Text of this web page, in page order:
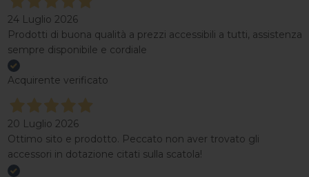
24 Luglio 2026
Prodotti di buona qualità a prezzi accessibili a tutti, assistenza
sempre disponibile e cordiale
Acquirente verificato
20 Luglio 2026
Ottimo sito e prodotto. Peccato non aver trovato gli
accessori in dotazione citati sulla scatola!